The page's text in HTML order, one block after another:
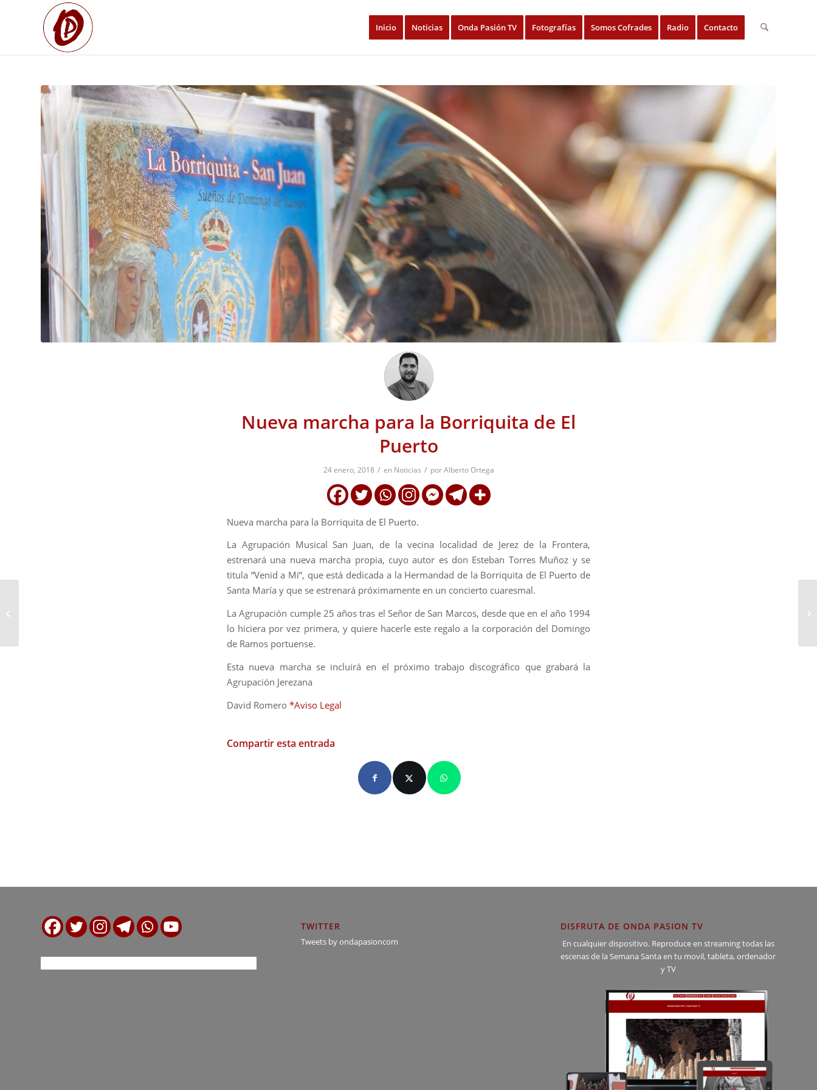
Inicio Noticias Onda Pasión TV Fotografías Somos Cofrades Radio Contacto
Nueva marcha para la Borriquita de El
Puerto
24 enero, 2018 / en Noticias / porAlberto Ortega
Nueva marcha para la Borriquita de El Puerto.
La Agrupación Musical San Juan, de la vecina localidad de Jerez de la Frontera,
estrenará una nueva marcha propia, cuyo autor es don Esteban Torres Muñoz y se
titula “Venid a Mí“, que está dedicada a la Hermandad de la Borriquita de El Puerto de
Santa María y que se estrenará próximamente en un concierto cuaresmal.
La Agrupación cumple 25 años tras el Señor de San Marcos, desde que en el año 1994
lo hiciera por vez primera, y quiere hacerle este regalo a la corporación del Domingo
de Ramos portuense.
Esta nueva marcha se incluirá en el próximo trabajo discográfico que grabará la
Agrupación Jerezana
David Romero *Aviso Legal
Compartir esta entrada
TWITTER
Tweets by ondapasioncom
DISFRUTA DE ONDA PASION TV
En cualquier dispositivo. Reproduce en streaming todas las
escenas de la Semana Santa en tu movil, tableta, ordenador
y TV
el